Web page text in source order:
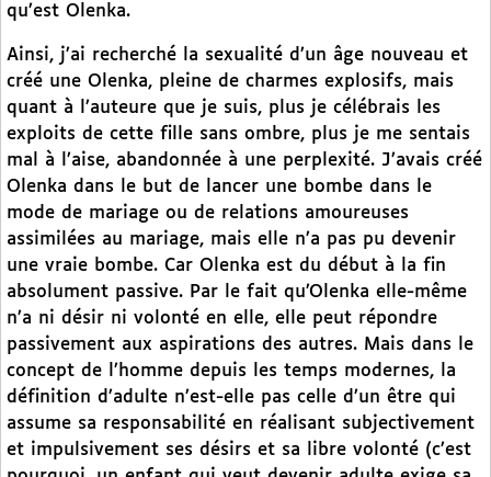
qu’est Olenka.
Ainsi, j’ai recherché la sexualité d’un âge nouveau et
créé une Olenka, pleine de charmes explosifs, mais
quant à l’auteure que je suis, plus je célébrais les
exploits de cette fille sans ombre, plus je me sentais
mal à l’aise, abandonnée à une perplexité. J’avais créé
Olenka dans le but de lancer une bombe dans le
mode de mariage ou de relations amoureuses
assimilées au mariage, mais elle n’a pas pu devenir
une vraie bombe. Car Olenka est du début à la fin
absolument passive. Par le fait qu’Olenka elle-même
n’a ni désir ni volonté en elle, elle peut répondre
passivement aux aspirations des autres. Mais dans le
concept de l’homme depuis les temps modernes, la
définition d’adulte n’est-elle pas celle d’un être qui
assume sa responsabilité en réalisant subjectivement
et impulsivement ses désirs et sa libre volonté (c’est